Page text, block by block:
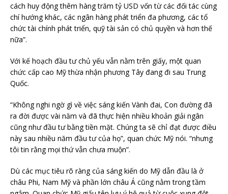
cách huy động thêm hàng trăm tỷ USD vốn từ các đối tác cùng
chí hướng khác, các ngân hàng phát triển đa phương, các tổ
chức tài chính phát triển, quỹ tài sản có chủ quyền và hơn thế
nữa”.
Với kế hoạch đầu tư chủ yếu vẫn nằm trên giấy, một quan
chức cấp cao Mỹ thừa nhận phương Tây đang đi sau Trung
Quốc.
“Không nghi ngờ gì về việc sáng kiến Vành đai, Con đường đã
ra đời được vài năm và đã thực hiện nhiều khoản giải ngân
cũng như đầu tư bằng tiền mặt. Chúng ta sẽ chỉ đạt được điều
này sau nhiều năm đầu tư của họ”, quan chức Mỹ nói. “nhưng
tôi tin rằng mọi thứ vẫn chưa muộn”.
Dù các mục tiêu rõ ràng của sáng kiến do Mỹ dẫn đầu là ở
châu Phi, Nam Mỹ và phần lớn châu Á cũng nằm trong tầm